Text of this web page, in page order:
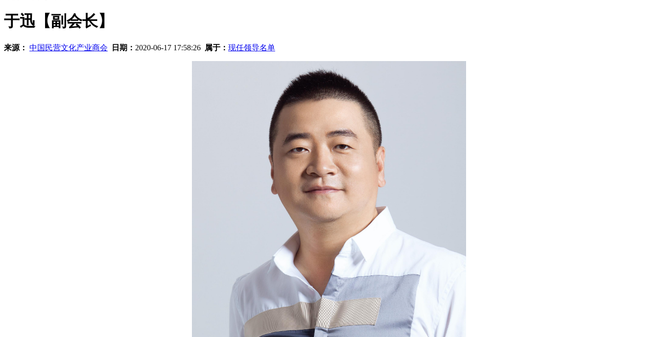
于迅【副会长】
来源： 中国民营文化产业商会 日期： 2020-06-17 17:58:26 属于： 现任领导名单